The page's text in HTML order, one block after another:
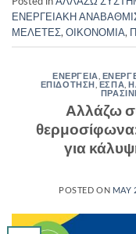
ΕΝΕΡΓΕΙΑΚΗ
ΜΕΛΕΤΕΣ, ΟΙΚΟΝΟΜΙΑ,
ΕΝΕΡΓΕΙΑ
ΕΠΙΔΟΤΗΣΗ ,ΕΣΠΑ ,
Αλλάζω
για
POSTED ON MAY